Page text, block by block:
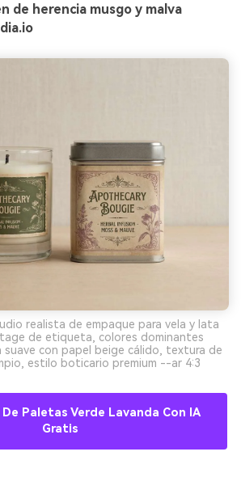
de herencia musgo y malva
realista de empaque para vela y lata
de etiqueta, colores dominantes
suave con papel beige cálido, textura de
estilo boticario premium --ar 4:3
De Paletas Verde Lavanda Con IA
Gratis